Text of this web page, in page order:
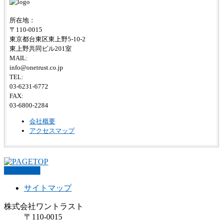
所在地：
〒110-0015
東京都台東区東上野5-10-2
東上野共同ビル201室
MAIL:
info@onetrust.co.jp
TEL:
03-6231-6772
FAX:
03-6800-2284
会社概要
アクセスマップ
サイトマップ
株式会社ワントラスト
〒110-0015